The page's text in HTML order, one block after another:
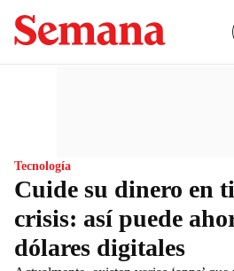
Tecnología
Cuide su dinero en
crisis: así puede
dólares digitales